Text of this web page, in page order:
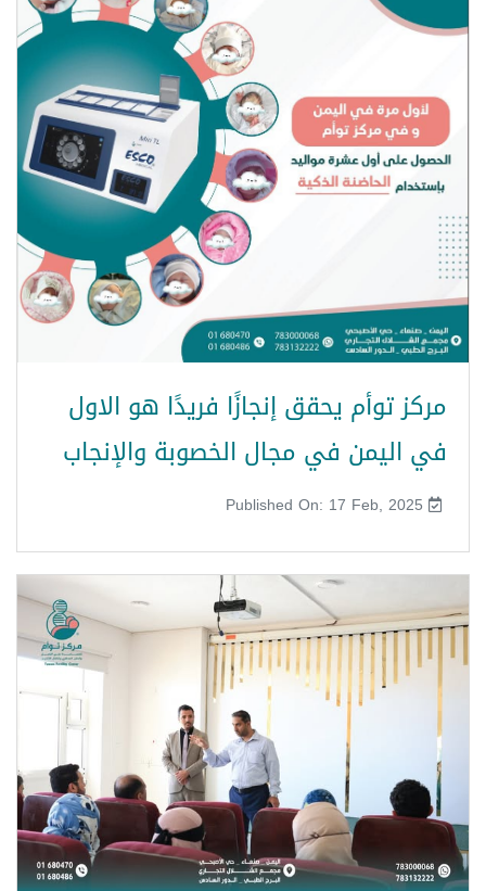
مركز توأم يحقق إنجازًا فريدًا هو الاول
في اليمن في مجال الخصوبة والإنجاب